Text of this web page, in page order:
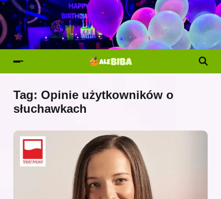
Tag: Opinie użytkowników o
słuchawkach